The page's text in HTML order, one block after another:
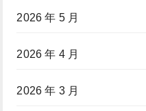
2026 年 5 月
2026 年 4 月
2026 年 3 月